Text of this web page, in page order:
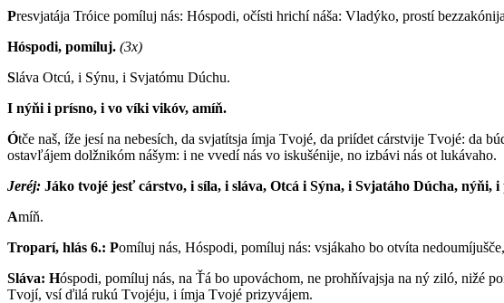
Presvjatája Tróice pomíluj nás: Hóspodi, očísti hrichí náša: Vladýko, prostí
Hóspodi, pomíluj. (3x)
Sláva Otcú, i Sýnu, i Svjatómu Dúchu.
I nýňi i prísno, i vo víki vikóv, amíň.
Ótče naš, íže jesí na nebesích, da svjatítsja ímja Tvojé, da priídet cárstvije Tvojé: da
ostavľájem dolžnikóm nášym: i ne vvedí nás vo iskušénije, no izbávi nás ot lukávaho.
Jeréj: Jáko tvojé jesť cárstvo, i síla, i sláva, Otcá i Sýna, i Svjatáho Dúcha, nýňi,
Amíň.
Troparí, hlás 6.: Pomíluj nás, Hóspodi, pomíluj nás: vsjákaho bo otvíta
Sláva: Hóspodi, pomíluj nás, na Ťá bo upováchom, ne prohňívajsja na ný ziló, nižé
Tvojí, vsí ďilá rukú Tvojéju, i ímja Tvojé prizyvájem.